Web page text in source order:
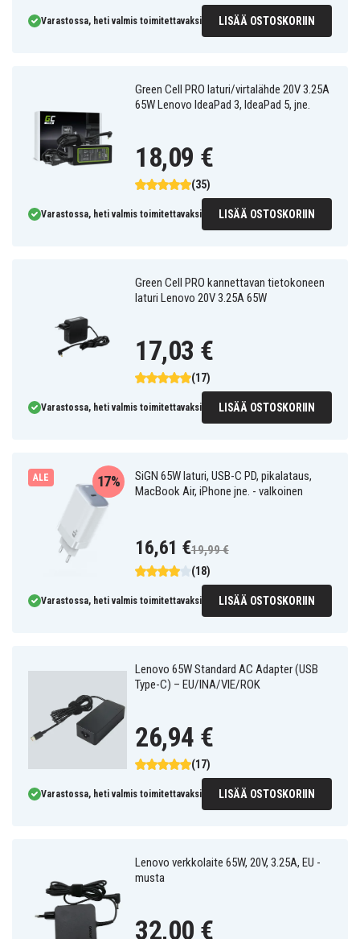
Varastossa, heti valmis toimitettavaksi LISÄÄ OSTOSKORIIN
Green Cell PRO laturi/virtalähde 20V 3.25A
65W Lenovo IdeaPad 3, IdeaPad 5, jne.
(35)
18,09 €
Varastossa, heti valmis toimitettavaksi LISÄÄ OSTOSKORIIN
Green Cell PRO kannettavan tietokoneen
laturi Lenovo 20V 3.25A 65W
(17)
17,03 €
Varastossa, heti valmis toimitettavaksi LISÄÄ OSTOSKORIIN
ALE
SiGN 65W laturi, USB-C PD, pikalataus,
MacBook Air, iPhone jne. - valkoinen
(18)
17%
16,61 €19,99 €
Varastossa, heti valmis toimitettavaksi LISÄÄ OSTOSKORIIN
Lenovo 65W Standard AC Adapter (USB
Type-C) – EU/INA/VIE/ROK
(17)
26,94 €
Varastossa, heti valmis toimitettavaksi LISÄÄ OSTOSKORIIN
Lenovo verkkolaite 65W, 20V, 3.25A, EU -
musta
32,00 €